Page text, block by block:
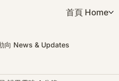
首頁 Home
向 News & Updates